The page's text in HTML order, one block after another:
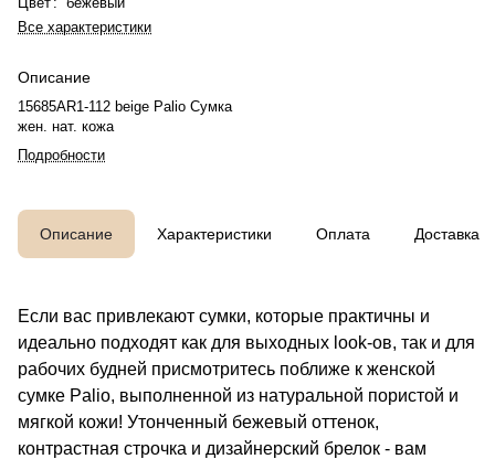
Все характеристики
Описание
15685AR1-112 beige Palio Сумка
жен. нат. кожа
Подробности
Описание Характеристики Оплата Доставка
Если вас привлекают сумки, которые практичны и
идеально подходят как для выходных look-ов, так и для
рабочих будней присмотритесь поближе к женской
сумке Palio, выполненной из натуральной пористой и
мягкой кожи! Утонченный бежевый оттенок,
контрастная строчка и дизайнерский брелок - вам